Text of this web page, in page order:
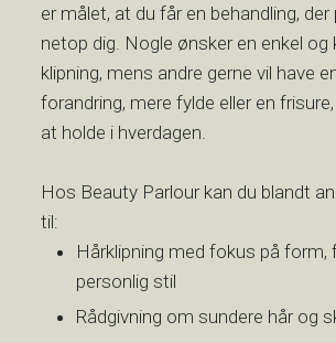
er målet, at du får en behandling, der
netop dig. Nogle ønsker en enkel og
klipning, mens andre gerne vil have
forandring, mere fylde eller en
at holde i hverdagen.
Hos Beauty Parlour kan du blandt
til:
​Hårklipning med fokus på form,
personlig stil
​Rådgivning om sundere hår og